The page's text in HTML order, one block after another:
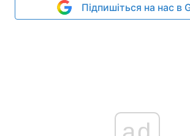
Підпишіться на нас в